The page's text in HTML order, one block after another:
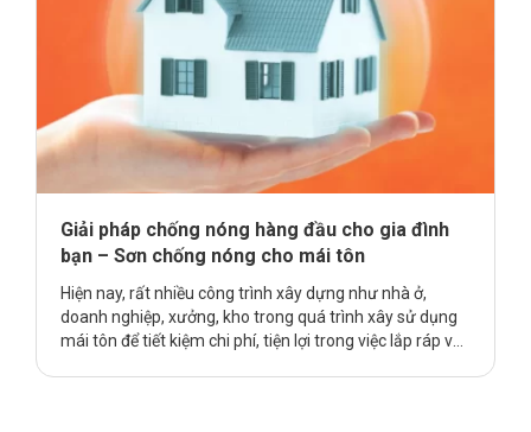
Giải pháp chống nóng hàng đầu cho gia đình
bạn – Sơn chống nóng cho mái tôn
Hiện nay, rất nhiều công trình xây dựng như nhà ở,
doanh nghiệp, xưởng, kho trong quá trình xây sử dụng
mái tôn để tiết kiệm chi phí, tiện lợi trong việc lắp ráp và